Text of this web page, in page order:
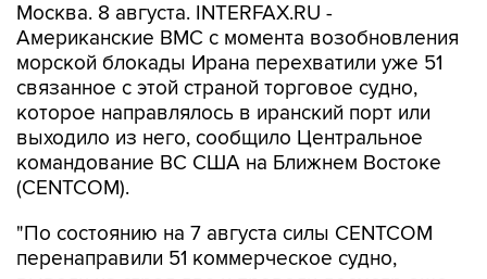
Москва. 8 августа. INTERFAX.RU -
Американские ВМС с момента возобновления
морской блокады Ирана перехватили уже 51
связанное с этой страной торговое судно,
которое направлялось в иранский порт или
выходило из него, сообщило Центральное
командование ВС США на Ближнем Востоке
(CENTCOM).
"По состоянию на 7 августа силы CENTCOM
перенаправили 51 коммерческое судно,